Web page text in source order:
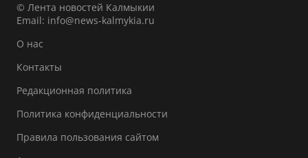
© Лента новостей Калмыкии
Email: info@news-kalmykia.ru
О нас
Контакты
Редакционная политика
Политика конфиденциальности
Правила пользования сайтом